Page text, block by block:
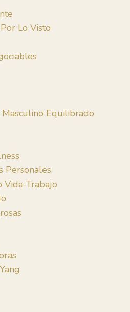
Lo Visto
Equilibrado
Personales
Trabajo